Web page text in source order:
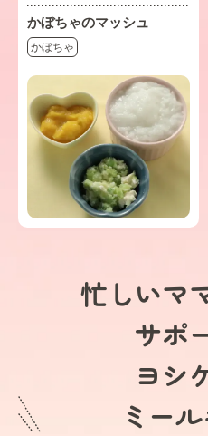
かぼちゃのマッシュ
かぼちゃ
忙しいマ
サポ
ヨシ
ミー